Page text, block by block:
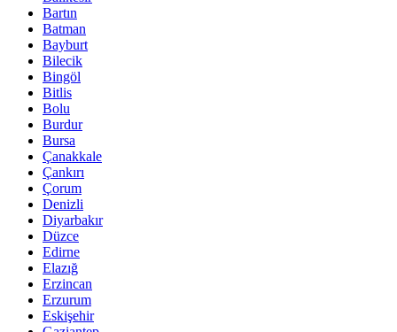
Bartın
Batman
Bayburt
Bilecik
Bingöl
Bitlis
Bolu
Burdur
Bursa
Çanakkale
Çankırı
Çorum
Denizli
Diyarbakır
Düzce
Edirne
Elazığ
Erzincan
Erzurum
Eskişehir